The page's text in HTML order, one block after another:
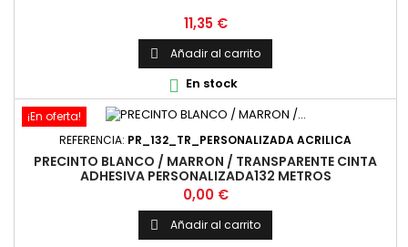
Precio
11,35 €
 Añadir al carrito
 En stock
¡En oferta!
REFERENCIA: PR_132_TR_PERSONALIZADA ACRILICA
PRECINTO BLANCO / MARRON / TRANSPARENTE CINTA
ADHESIVA PERSONALIZADA132 METROS
Precio
0,00 €
 Añadir al carrito